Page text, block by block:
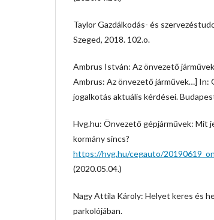
Taylor Gazdálkodás- és
Szeged, 2018. 102.o.
Ambrus István: Az önvezető
Ambrus: Az önvezető járművek…] In:
jogalkotás aktuális kérdései.
Hvg.hu: Önvezető gépjárművek: Mit
kormány sincs?
https://hvg.hu/cegauto/
(2020.05.04.)
Nagy Attila Károly: Helyet keres és
parkolójában.